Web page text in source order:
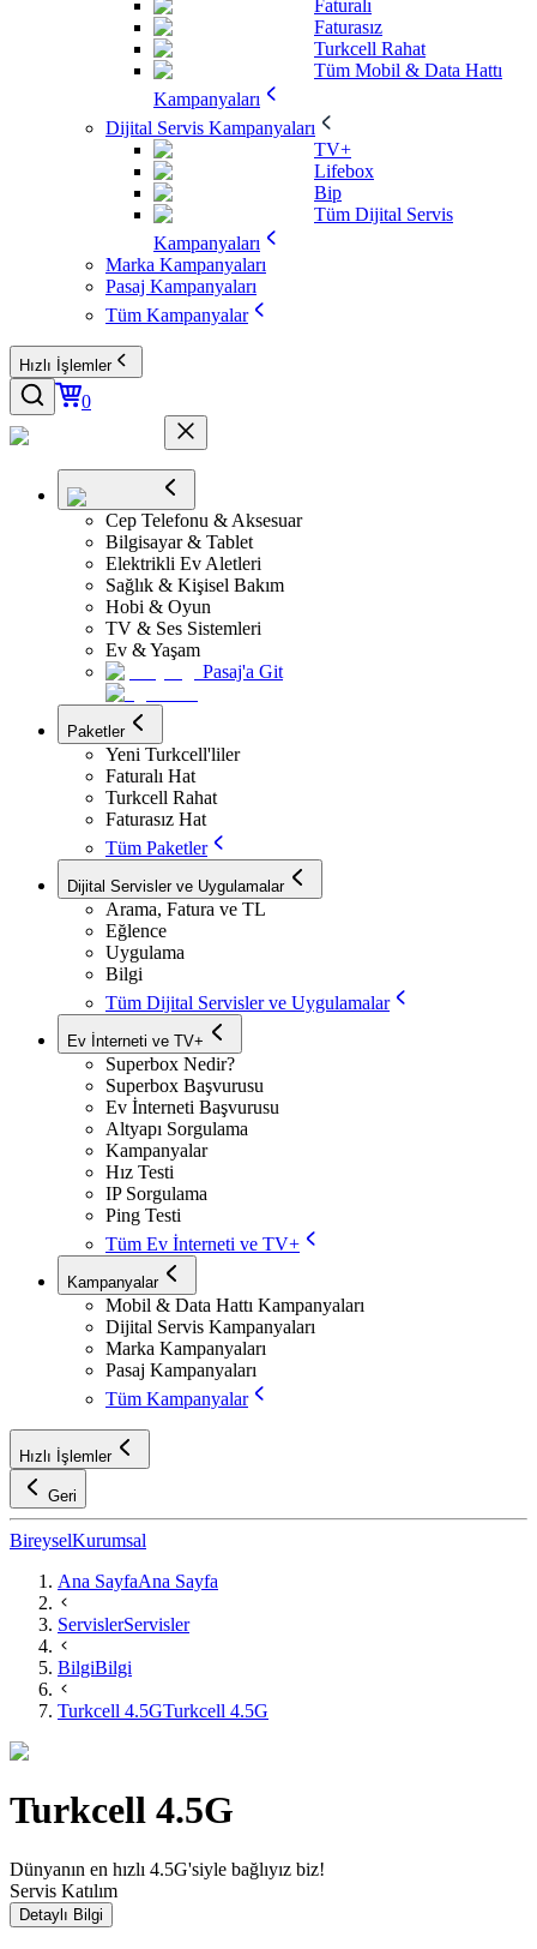
Faturalı
Faturasız
Turkcell Rahat
Tüm Mobil & Data Hattı
Kampanyaları
Dijital Servis Kampanyaları
TV+
Lifebox
Bip
Tüm Dijital Servis
Kampanyaları
Marka Kampanyaları
Pasaj Kampanyaları
Tüm Kampanyalar
Hızlı İşlemler
0
Cep Telefonu & Aksesuar
Bilgisayar & Tablet
Elektrikli Ev Aletleri
Sağlık & Kişisel Bakım
Hobi & Oyun
TV & Ses Sistemleri
Ev & Yaşam
Pasaj'a Git
Paketler
Yeni Turkcell'liler
Faturalı Hat
Turkcell Rahat
Faturasız Hat
Tüm Paketler
Dijital Servisler ve Uygulamalar
Arama, Fatura ve TL
Eğlence
Uygulama
Bilgi
Tüm Dijital Servisler ve Uygulamalar
Ev İnterneti ve TV+
Superbox Nedir?
Superbox Başvurusu
Ev İnterneti Başvurusu
Altyapı Sorgulama
Kampanyalar
Hız Testi
IP Sorgulama
Ping Testi
Tüm Ev İnterneti ve TV+
Kampanyalar
Mobil & Data Hattı Kampanyaları
Dijital Servis Kampanyaları
Marka Kampanyaları
Pasaj Kampanyaları
Tüm Kampanyalar
Hızlı İşlemler
Geri
BireyselKurumsal
Ana SayfaAna Sayfa
ServislerServisler
BilgiBilgi
Turkcell 4.5GTurkcell 4.5G
Turkcell 4.5G
Dünyanın en hızlı 4.5G'siyle bağlıyız biz!
Servis Katılım
Detaylı Bilgi